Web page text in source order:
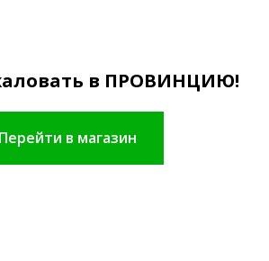
в ПРОВИНЦИЮ!
Перейти в магазин